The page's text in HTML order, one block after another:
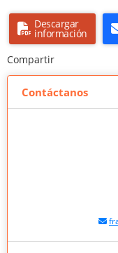
Descargar
información
Compartir
Contáctanos